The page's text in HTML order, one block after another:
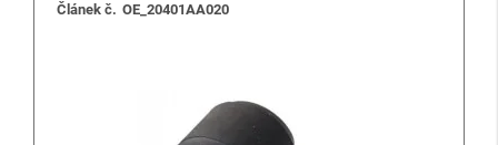
Článek č. OE_20401AA020